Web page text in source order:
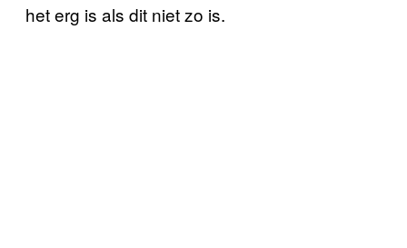
het erg is als dit niet zo is.